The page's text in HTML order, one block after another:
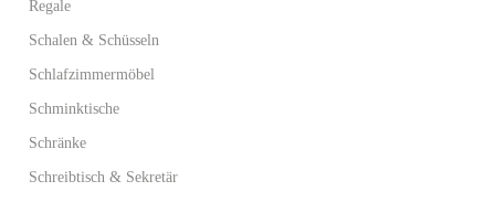
Regale
Schalen & Schüsseln
Schlafzimmermöbel
Schminktische
Schränke
Schreibtisch & Sekretär